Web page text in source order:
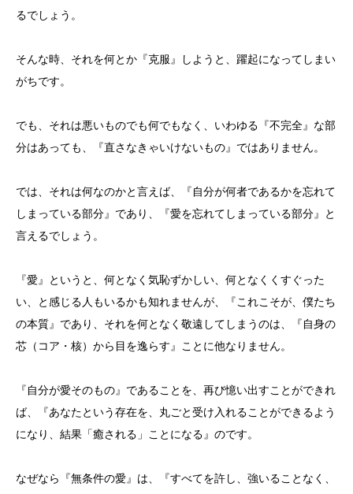
るでしょう。
そんな時、それを何とか『克服』しようと、躍起になってしまい
がちです。
でも、それは悪いものでも何でもなく、いわゆる『不完全』な部
分はあっても、『直さなきゃいけないもの』ではありません。
では、それは何なのかと言えば、『自分が何者であるかを忘れて
しまっている部分』であり、『愛を忘れてしまっている部分』と
言えるでしょう。
『愛』というと、何となく気恥ずかしい、何となくくすぐった
い、と感じる人もいるかも知れませんが、『これこそが、僕たち
の本質』であり、それを何となく敬遠してしまうのは、『自身の
芯（コア・核）から目を逸らす』ことに他なりません。
『自分が愛そのもの』であることを、再び憶い出すことができれ
ば、『あなたという存在を、丸ごと受け入れることができるよう
になり、結果「癒される」ことになる』のです。
なぜなら『無条件の愛』は、『すべてを許し、強いることなく、